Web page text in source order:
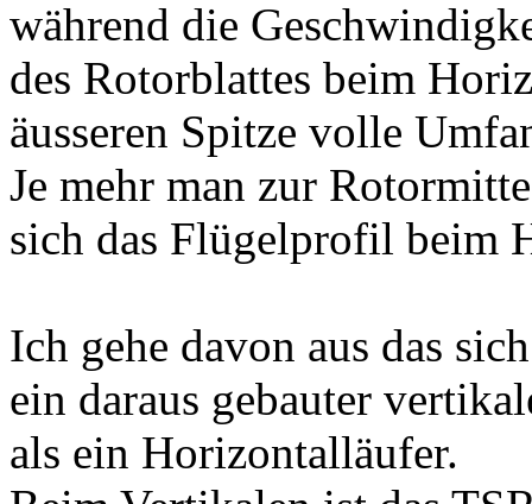
während die
des Rotorblattes beim
äusseren Spitze volle
Je mehr man zur
sich das Flügelprofil beim
Ich gehe davon aus das
ein daraus gebauter
als ein Horizontalläufer.